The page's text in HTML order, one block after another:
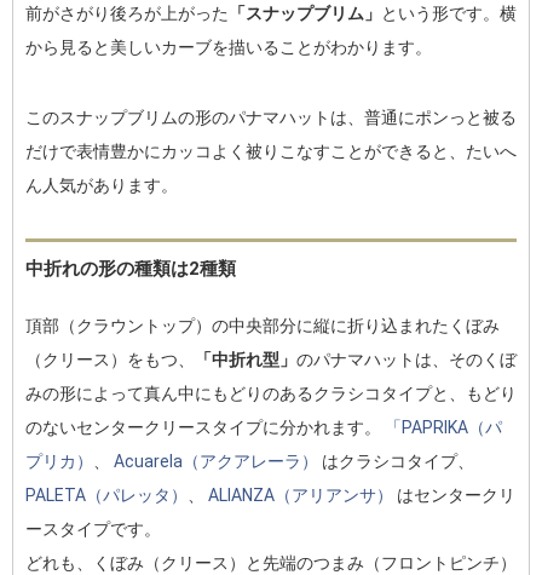
前がさがり後ろが上がった 「スナップブリム」 という形です。横
から見ると美しいカーブを描いることがわかります。
このスナップブリムの形のパナマハットは、普通にポンっと被る
だけで表情豊かにカッコよく被りこなすことができると、たいへ
ん人気があります。
中折れの形の種類は2種類
頂部（クラウントップ）の中央部分に縦に折り込まれたくぼみ
（クリース）をもつ、
「中折れ型」 のパナマハットは、そのくぼ
みの形によって真ん中にもどりのあるクラシコタイプと、もどり
のないセンタークリースタイプに分かれます。
「PAPRIKA（パ
プリカ）
Acuarela（アクアレーラ）
はクラシコタイプ、
PALETA（パレッタ）
ALIANZA（アリアンサ）
はセンタークリ
ースタイプです。
どれも、くぼみ（クリース）と先端のつまみ（フロントピンチ）